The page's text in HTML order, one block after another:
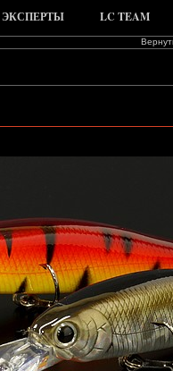
ЭКСПЕРТЫ LC TEAM